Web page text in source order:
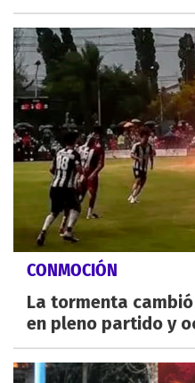
CONMOCIÓN
La tormenta
en pleno partido y